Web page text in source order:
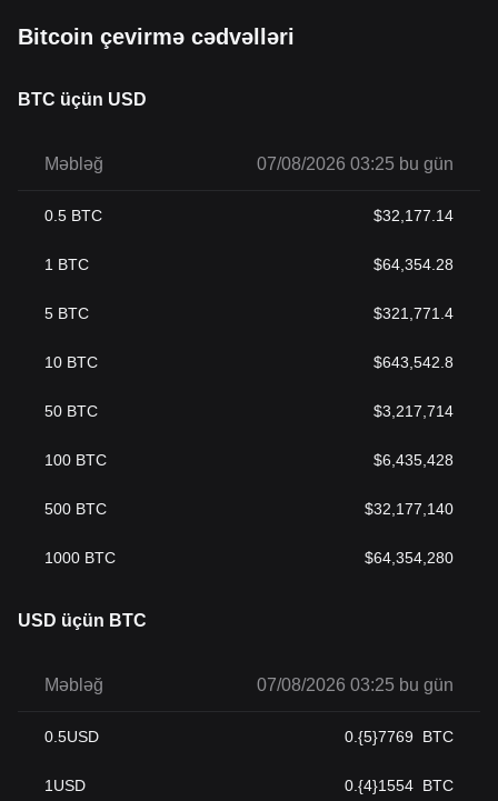
Bitcoin çevirmə cədvəlləri
BTC üçün USD
Məbləğ 07/08/2026 03:25 bu gün
0.5 BTC $32,177.14
1 BTC $64,354.28
5 BTC $321,771.4
10 BTC $643,542.8
50 BTC $3,217,714
100 BTC $6,435,428
500 BTC $32,177,140
1000 BTC $64,354,280
USD üçün BTC
Məbləğ 07/08/2026 03:25 bu gün
0.5USD 0.{5}7769 BTC
1 USD 0.{4}1554 BTC